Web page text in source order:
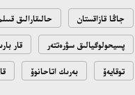
جاڭا قازاقستان حالىقارالىق
پسيحولوگيالىق سۋرەتتەر قار
توقايەۆ بەرىك اتاحانوۆ